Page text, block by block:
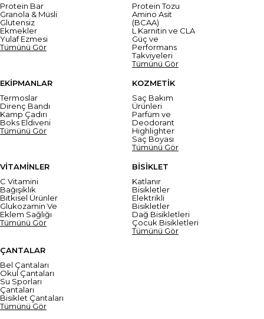
Protein Bar
Granola & Müsli
Glutensiz
Ekmekler
Yulaf Ezmesi
Tümünü Gör
Protein Tozu
Amino Asit
(BCAA)
L Karnitin ve CLA
Güç ve
Performans
Takviyeleri
Tümünü Gör
EKİPMANLAR
Termoslar
Direnç Bandı
Kamp Çadırı
Boks Eldiveni
Tümünü Gör
KOZMETİK
Saç Bakım
Ürünleri
Parfüm ve
Deodorant
Highlighter
Saç Boyası
Tümünü Gör
VİTAMİNLER
C Vitamini
Bağışıklık
Bitkisel Ürünler
Glukozamin Ve
Eklem Sağlığı
Tümünü Gör
BİSİKLET
Katlanır
Bisikletler
Elektrikli
Bisikletler
Dağ Bisikletleri
Çocuk Bisikletleri
Tümünü Gör
ÇANTALAR
Bel Çantaları
Okul Çantaları
Su Sporları
Çantaları
Bisiklet Çantaları
Tümünü Gör